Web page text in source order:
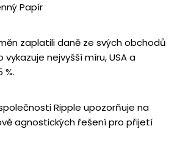
Papír
zaplatili daně ze svých obchodů
vykazuje nejvyšší míru, USA a
%.
Ripple upozorňuje na
agnostických řešení pro přijetí